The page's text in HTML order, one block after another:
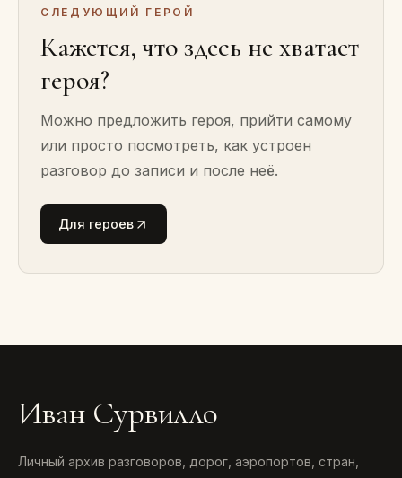
СЛЕДУЮЩИЙ ГЕРОЙ
Кажется, что здесь не хватает
героя?
Можно предложить героя, прийти самому
или просто посмотреть, как устроен
разговор до записи и после неё.
Для героев
Иван Сурвилло
Личный архив разговоров, дорог, аэропортов, стран,